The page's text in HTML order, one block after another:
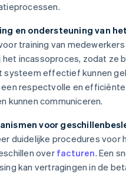
en ondersteuning van
training van
het incassoproces, zodat ze
systeem effectief kunnen
een respectvolle en
kunnen communiceren.
voor
duidelijke procedures voor
over facturen. Een
kan vertragingen in de